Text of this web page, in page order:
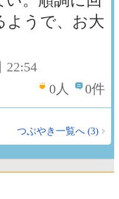
ようで、お大
22:54
0 人 0件
つぶやき一覧へ (3)